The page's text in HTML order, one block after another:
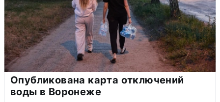
Опубликована карта отключений
воды в Воронеже